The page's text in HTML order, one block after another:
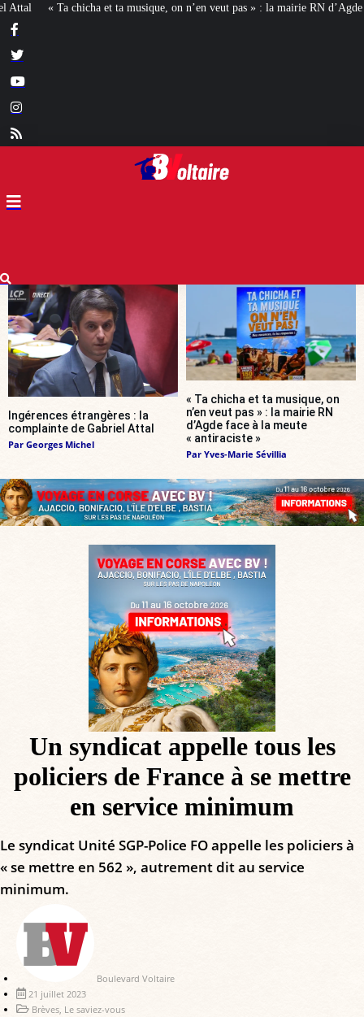
on n’en veut pas » : la mairie RN d’Agde face à la meute « antiraciste »
Ingérences étrangères : la
complainte de Gabriel Attal
Par Georges Michel
« Ta chicha et ta musique, on
n’en veut pas » : la mairie RN
d’Agde face à la meute
« antiraciste »
Par Yves-Marie Sévillia
Un syndicat appelle tous les
policiers de France à se mettre
en service minimum
Le syndicat Unité SGP-Police FO appelle les policiers à
« se mettre en 562 », autrement dit au service
minimum.
Boulevard Voltaire
21 juillet 2023
Brèves, Le saviez-vous